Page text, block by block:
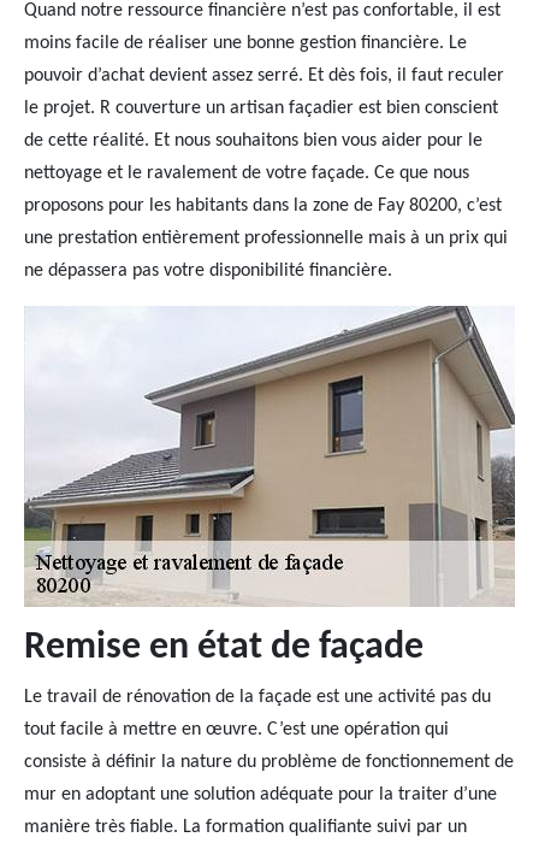
Quand notre ressource financière n’est pas confortable, il est
moins facile de réaliser une bonne gestion financière. Le
pouvoir d’achat devient assez serré. Et dès fois, il faut reculer
le projet. R couverture un artisan façadier est bien conscient
de cette réalité. Et nous souhaitons bien vous aider pour le
nettoyage et le ravalement de votre façade. Ce que nous
proposons pour les habitants dans la zone de Fay 80200, c’est
une prestation entièrement professionnelle mais à un prix qui
ne dépassera pas votre disponibilité financière.
Remise en état de façade
Le travail de rénovation de la façade est une activité pas du
tout facile à mettre en œuvre. C’est une opération qui
consiste à définir la nature du problème de fonctionnement de
mur en adoptant une solution adéquate pour la traiter d’une
manière très fiable. La formation qualifiante suivi par un